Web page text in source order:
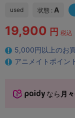
used 状態 : A
19,900 円 税込
5,000円以上のお
アニメイトポイン
なら 月